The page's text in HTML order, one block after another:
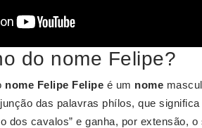
do nome Felipe?
nome Felipe Felipe é um nome
das palavras phílos, que
dos cavalos” e ganha, por extensão, o